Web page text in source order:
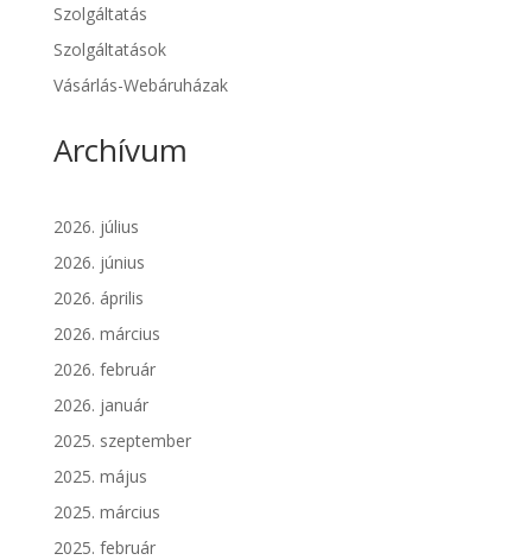
Szolgáltatás
Szolgáltatások
Vásárlás-Webáruházak
Archívum
2026. július
2026. június
2026. április
2026. március
2026. február
2026. január
2025. szeptember
2025. május
2025. március
2025. február